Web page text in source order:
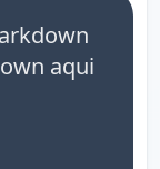
aqui